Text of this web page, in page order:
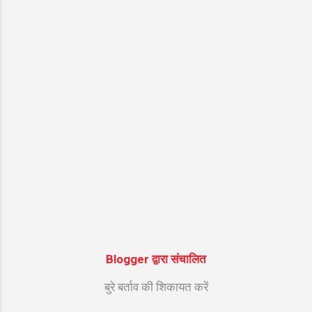
Blogger द्वारा संचालित
बुरे बर्ताव की शिकायत करें